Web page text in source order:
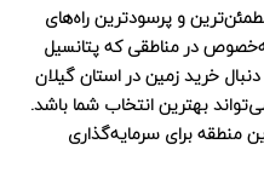
و پرسودترین راه‌های
در مناطقی که پتانسیل
خرید زمین در استان گیلان
بهترین انتخاب شما باشد.
منطقه برای سرمایه‌گذاری